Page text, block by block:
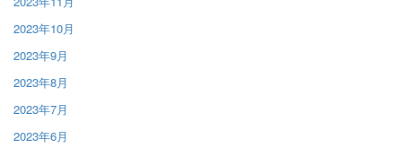
2023年10月
2023年9月
2023年8月
2023年7月
2023年6月